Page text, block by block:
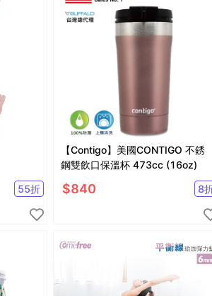
55折
【Contigo】美國CONTIGO 不銹
鋼雙飲口保溫杯 473cc (16oz)
$840 8